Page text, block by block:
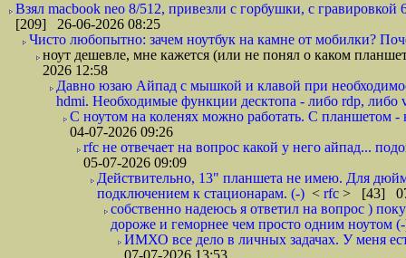
Взял macbook neo 8/512, привезли с горбушки, с
[209] 26-06-2026 08:25
Чисто любопытно: зачем ноутбук на камне от мобилки?
ноут дешевле, мне кажется (или не понял о каком
2026 12:58
Давно юзаю Айпад с мышкой и клавой при
hdmi. Необходимые функции десктопа - либо rdp, либо
С ноутом на коленях можно работать. С планшетом
04-07-2026 09:26
rfc не отвечает на вопрос какой у него айпад...
05-07-2026 09:09
Действительно, 13" планшета не имею. Для
подключением к стационарам. (-) < rfc > [43]
собственно надеюсь я ответил на вопрос )
дороже и геморнее чем просто одним ноутом
ИМХО все дело в личных задачах. У меня
07-07-2026 13:53